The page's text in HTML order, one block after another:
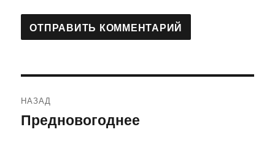
по
НАЗАД
Предыдущая
Предновогоднее